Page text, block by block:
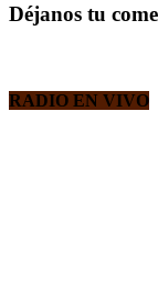
Déjanos tu
RADIO EN VIVO